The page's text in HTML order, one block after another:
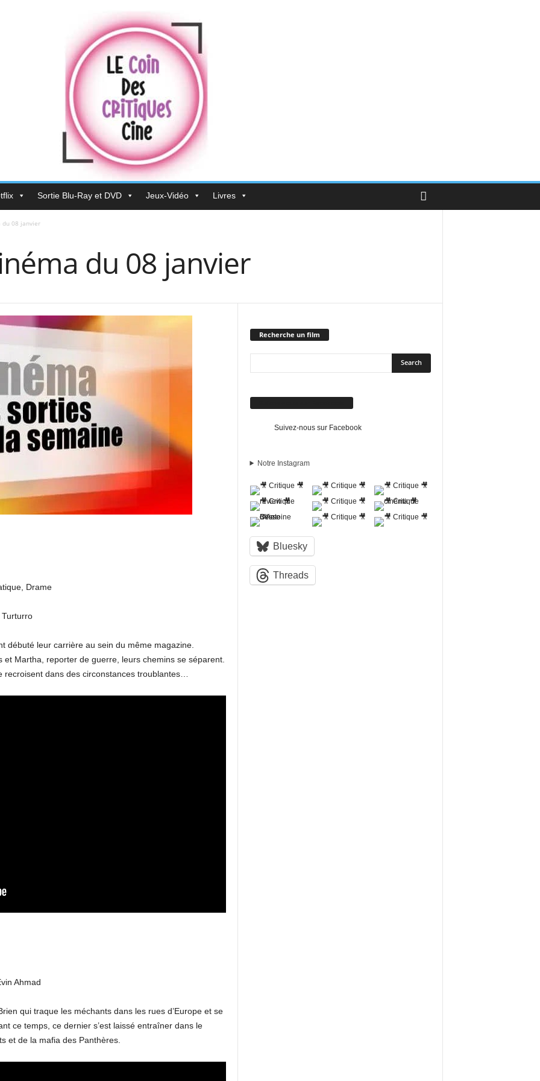
Sortie Blu-Ray et DVD Jeux-Vidéo Livres
du 08 janvier
du 08 janvier
Drame
débuté leur carrière au sein du même magazine.
et Martha, reporter de guerre, leurs chemins se séparent.
dans des circonstances troublantes…
Ahmad
qui traque les méchants dans les rues d’Europe et se
ce temps, ce dernier s’est laissé entraîner dans le
et de la mafia des Panthères.
Recherche un film
Suivez-nous sur Facebook
Notre Instagram
Bluesky
Threads